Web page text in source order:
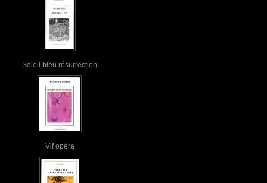
Soleil bleu résurrection
Vif opéra